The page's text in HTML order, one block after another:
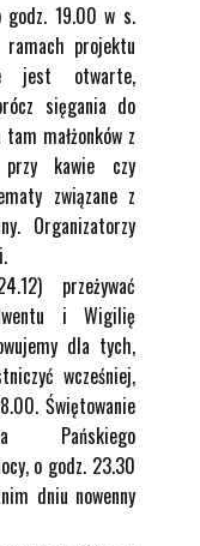
godz. 19.00 w s.
projektu
jest otwarte,
sięgania do
małżonków z
kawie czy
związane z
Organizatorzy
przeżywać
i Wigilię
dla tych,
wcześniej,
Świętowanie
Pańskiego
o godz. 23.30
dniu nowenny